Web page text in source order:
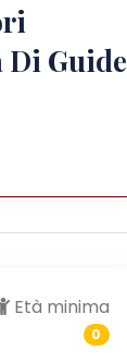
Di Guide
Età minima
0